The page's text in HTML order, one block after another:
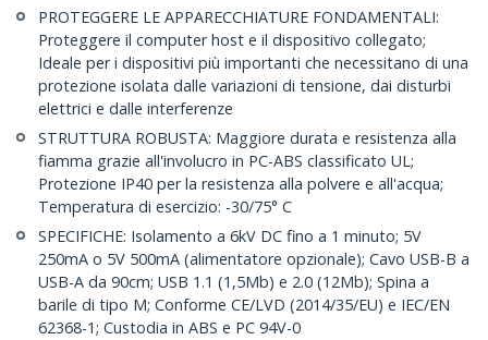
PROTEGGERE LE APPARECCHIATURE FONDAMENTALI:
Proteggere il computer host e il dispositivo collegato;
Ideale per i dispositivi più importanti che necessitano di una
protezione isolata dalle variazioni di tensione, dai disturbi
elettrici e dalle interferenze
STRUTTURA ROBUSTA: Maggiore durata e resistenza alla
fiamma grazie all'involucro in PC-ABS classificato UL;
Protezione IP40 per la resistenza alla polvere e all'acqua;
Temperatura di esercizio: -30/75° C
SPECIFICHE: Isolamento a 6kV DC fino a 1 minuto; 5V
250mA o 5V 500mA (alimentatore opzionale); Cavo USB-B a
USB-A da 90cm; USB 1.1 (1,5Mb) e 2.0 (12Mb); Spina a
barile di tipo M; Conforme CE/LVD (2014/35/EU) e IEC/EN
62368-1; Custodia in ABS e PC 94V-0